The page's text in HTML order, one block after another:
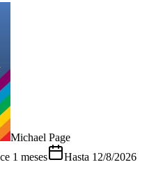
Michael Page
1 meses Hasta 12/8/2026